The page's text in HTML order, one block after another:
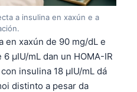
a insulina en xaxún e a
en xaxún de 90 mg/dL e
µIU/mL dan un HOMA-IR
insulina 18 µIU/mL dá
distinto a pesar da